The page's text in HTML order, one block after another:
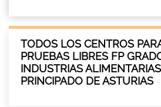
TODOS LOS CENTROS
PRUEBAS LIBRES FP
INDUSTRIAS
PRINCIPADO DE ASTURIAS